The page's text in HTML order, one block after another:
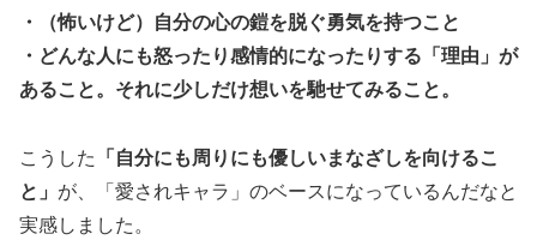
・（怖いけど）自分の心の鎧を脱ぐ勇気を持つこと
・どんな人にも怒ったり感情的になったりする「理由」が
あること。それに少しだけ想いを馳せてみること。
こうした
「自分にも周りにも優しいまなざしを向けるこ
と」 が、「愛されキャラ」のベースになっているんだなと
実感しました。